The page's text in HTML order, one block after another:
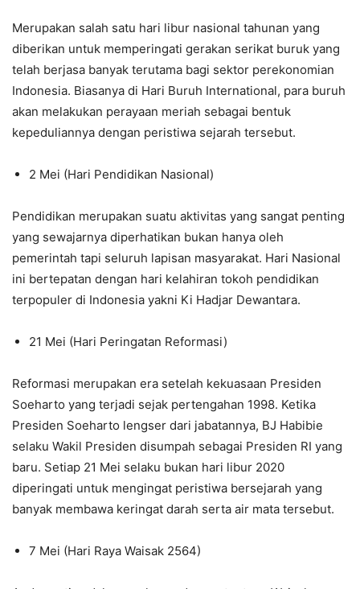
Merupakan salah satu hari libur nasional tahunan yang
diberikan untuk memperingati gerakan serikat buruk yang
telah berjasa banyak terutama bagi sektor perekonomian
Indonesia. Biasanya di Hari Buruh International, para buruh
akan melakukan perayaan meriah sebagai bentuk
kepeduliannya dengan peristiwa sejarah tersebut.
2 Mei (Hari Pendidikan Nasional)
Pendidikan merupakan suatu aktivitas yang sangat penting
yang sewajarnya diperhatikan bukan hanya oleh
pemerintah tapi seluruh lapisan masyarakat. Hari Nasional
ini bertepatan dengan hari kelahiran tokoh pendidikan
terpopuler di Indonesia yakni Ki Hadjar Dewantara.
21 Mei (Hari Peringatan Reformasi)
Reformasi merupakan era setelah kekuasaan Presiden
Soeharto yang terjadi sejak pertengahan 1998. Ketika
Presiden Soeharto lengser dari jabatannya, BJ Habibie
selaku Wakil Presiden disumpah sebagai Presiden RI yang
baru. Setiap 21 Mei selaku bukan hari libur 2020
diperingati untuk mengingat peristiwa bersejarah yang
banyak membawa keringat darah serta air mata tersebut.
7 Mei (Hari Raya Waisak 2564)